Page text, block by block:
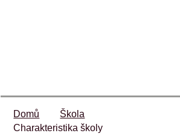
Škola
​Charakteristika školy
Domů